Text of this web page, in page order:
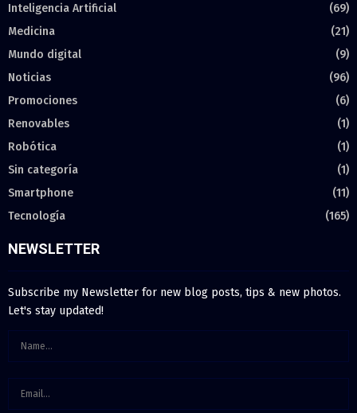
Inteligencia Artificial
(69)
Medicina
(21)
Mundo digital
(9)
Noticias
(96)
Promociones
(6)
Renovables
(1)
Robótica
(1)
Sin categoría
(1)
Smartphone
(11)
Tecnología
(165)
NEWSLETTER
Subscribe my Newsletter for new blog posts, tips & new photos.
Let's stay updated!